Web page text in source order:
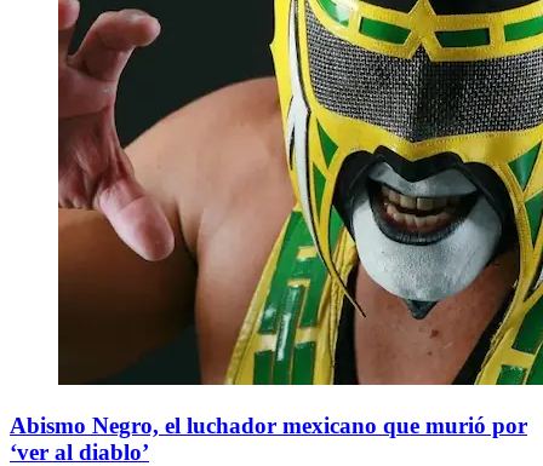
Abismo Negro, el luchador mexicano que murió por
‘ver al diablo’